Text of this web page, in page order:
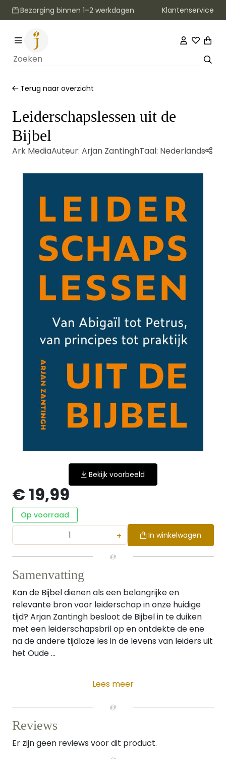
Bezorging binnen 1–2 werkdagen Klantenservice
Terug naar overzicht
Leiderschapslessen uit de
Bijbel
Ark MediaAuteur: Arjan ZantinghTaal: Nederlands
Bekijk voorbeeld
€ 19,99
Op voorraad
+ In winkelwagen
Samenvatting
Kan de Bijbel dienen als een belangrijke en
relevante bron voor leiderschap in onze huidige
tijd? Arjan Zantingh besloot de Bijbel in te duiken
met een leiderschapsbril op en ontdekte de ene
na de andere tijdloze les in de levens van leiders uit
het Oude ...
Lees meer
Reviews
Er zijn geen reviews voor dit product.